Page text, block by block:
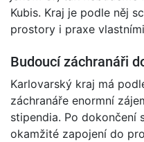
Kubis. Kraj je podle něj
prostory i praxe
Budoucí záchranáři
Karlovarský kraj má
záchranáře enormní
stipendia. Po dokončení
okamžité zapojení do